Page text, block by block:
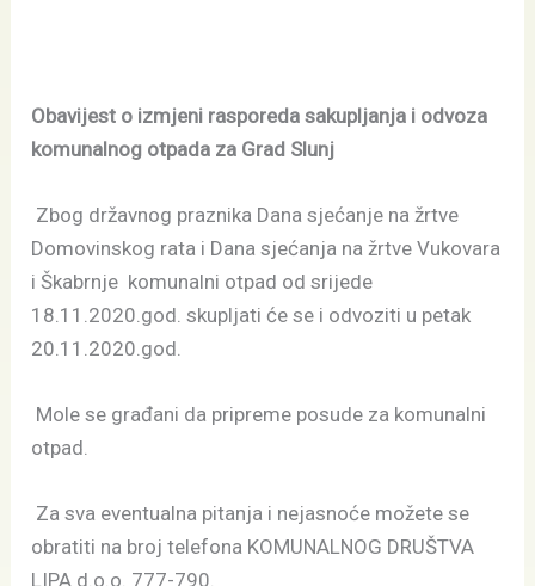
Obavijest o izmjeni rasporeda sakupljanja i odvoza
komunalnog otpada za Grad Slunj
Zbog državnog praznika Dana sjećanje na žrtve
Domovinskog rata i Dana sjećanja na žrtve Vukovara
i Škabrnje komunalni otpad od srijede
18.11.2020.god. skupljati će se i odvoziti u petak
20.11.2020.god.
Mole se građani da pripreme posude za komunalni
otpad.
Za sva eventualna pitanja i nejasnoće možete se
obratiti na broj telefona KOMUNALNOG DRUŠTVA
LIPA d.o.o. 777-790.